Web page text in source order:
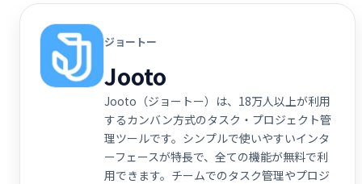
ジョートー
Jooto
Jooto（ジョートー）は、18万人以上が利用
するカンバン方式のタスク・プロジェクト管
理ツールです。シンプルで使いやすいインタ
ーフェースが特長で、全ての機能が無料で利
用できます。チームでのタスク管理やプロジ